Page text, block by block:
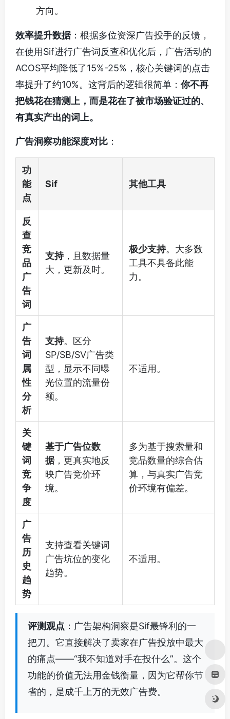
方向。
效率提升数据：根据多位资深广告投手的反馈，
在使用Sif进行广告词反查和优化后，广告活动的
ACOS平均降低了15%-25%，核心关键词的点击
率提升了约10%。这背后的逻辑很简单：你不再
把钱花在猜测上，而是花在了被市场验证过的、
有真实产出的词上。
广告洞察功能深度对比 ：
功
能
点
Sif 其他工具
反
查
竞
品
广
告
词
支持，且数据量
大，更新及时。
极少支持。大多数
工具不具备此能
力。
广
告
词
属
性
分
析
支持。区分
SP/SB/SV广告类
型，显示不同曝
光位置的流量份
额。
不适用。
关
键
词
竞
争
度
基于广告位数
据，更真实地反
映广告竞价环
境。
多为基于搜索量和
竞品数量的综合估
算，与真实广告竞
价环境有偏差。
广
告
历
史
趋
势
支持查看关键词
广告坑位的变化
趋势。
不适用。
评测观点 ：广告架构洞察是Sif最锋利的一
把刀。它直接解决了卖家在广告投放中最大
的痛点——“我不知道对手在投什么”。这个
功能的价值无法用金钱衡量，因为它帮你节
省的，是成千上万的无效广告费。